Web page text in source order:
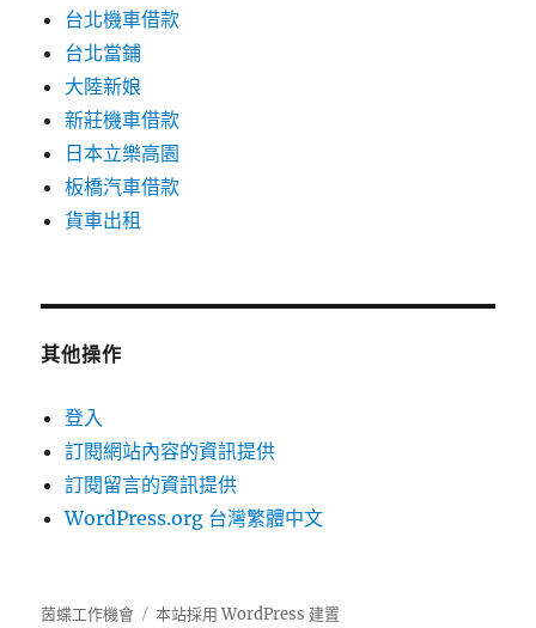
台北機車借款
台北當鋪
大陸新娘
新莊機車借款
日本立樂高園
板橋汽車借款
貨車出租
其他操作
登入
訂閱網站內容的資訊提供
訂閱留言的資訊提供
WordPress.org 台灣繁體中文
茵蝶工作機會 本站採用 WordPress 建置